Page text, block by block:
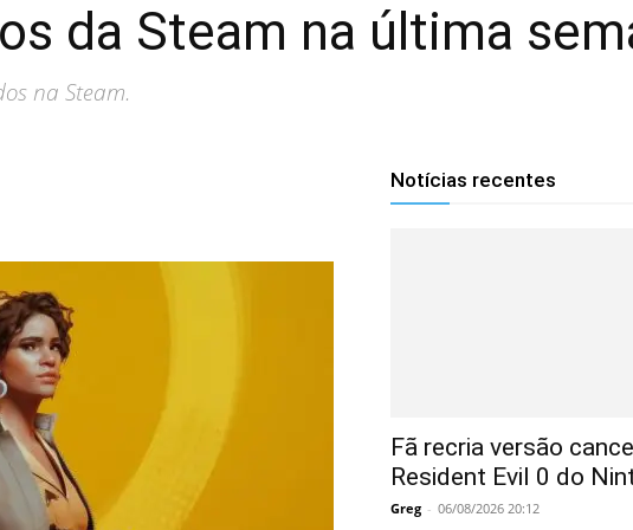
da Steam na última
na Steam.
Notícias recentes
Fã recria versão
Resident Evil 0 do
Greg - 06/08/2026 20:12